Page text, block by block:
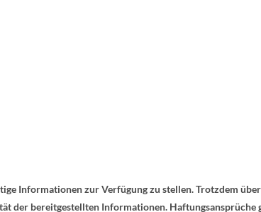
Informationen zur Verfügung zu stellen. Trotzdem
bereitgestellten Informationen. Haftungsansprüche